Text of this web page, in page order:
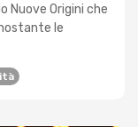
Nuove Origini che
le